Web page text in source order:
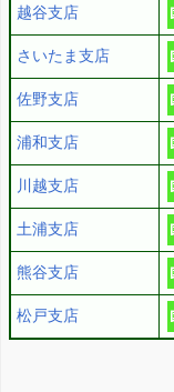
越谷支店
さいたま支店
佐野支店
浦和支店
川越支店
土浦支店
熊谷支店
松戸支店